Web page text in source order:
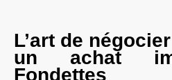
L’art de
un achat
Fondettes